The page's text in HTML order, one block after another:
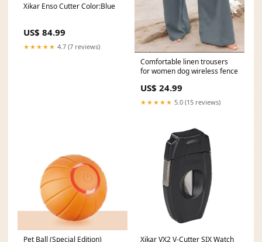
Xikar Enso Cutter Color:Blue
US$ 84.99
★★★★★ 4.7 (7 reviews)
Comfortable linen trousers
for women dog wireless fence
US$ 24.99
★★★★★ 5.0 (15 reviews)
Pet Ball (Special Edition) Xikar VX2 V-Cutter SIX Watch